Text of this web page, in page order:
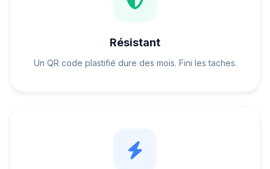
Résistant
Un QR code plastifié dure des mois. Fini les taches.